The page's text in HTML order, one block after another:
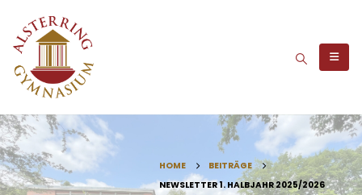
HOME
BEITRÄGE
NEWSLETTER 1. HALBJAHR 2025/2026